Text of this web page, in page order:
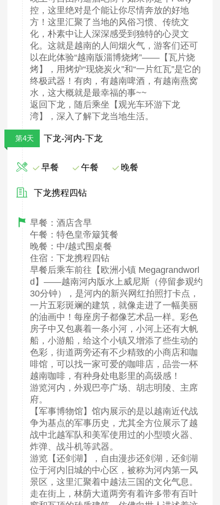
控，这里绝对是个能让你尽情奔放的好地
方！这里汇聚了当地的风俗习惯、传统文
化，朴素中让人深深感受到独特的心灵文
化。这就是越南的人间烟火气，游客们还可
以在此体验“越南版淄博烧烤”——【瓦片烧
烤】，用烤炉“现烧炭火”和“一片红瓦”是它的
终极武器！有肉，有越南啤酒，有越南燕窝
水，这大概就是最幸福的事~~
返回下龙，随后乘坐【观光车环游下龙
湾】，深入了解下龙当地生活。
第4天 下龙-河内-下龙
早餐 午餐 晚餐
下龙携程四钻
早餐：酒店含早
午餐：特色皇帝簸箕餐
晚餐：中/越式围桌餐
住宿：下龙携程四钻
早餐后乘车前往【欧洲小镇 Megagrandworl
d】——越南河内版水上威尼斯（停留参观约
30分钟），是河内的新兴网红拍照打卡点，
一片五彩斑斓的建筑，就像走进了一幅美丽
的油画中！每座房子都像艺术品一样。彩色
房子中又包裹着一条小河，小河上还有大帆
船，小游船，给这个小镇又增添了些生动的
色彩，街道两旁还有不少精致的小商店和咖
啡馆，可以找一家可爱的咖啡店，品尝一杯
越南咖啡，有种身处电影里的高级感！
游览河内，外观巴亭广场、胡志明陵、主席
府。
【军事博物馆】馆内展示的是以越南近代战
争为基点的军事历史，尤其全方位展示了越
战中北越军队和美军使用过的小型喷火器、
炸弹、战斗机等武器。
游览【还剑湖】，自由漫步还剑湖，还剑湖
位于河内旧城的中心区，被称为河内第一风
景区，这里汇聚着中越法三国的文化气息。
走在街上，林荫大道两旁有着许多带有百叶